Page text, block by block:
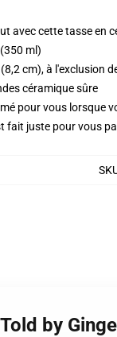
avec cette tasse en
ml)
cm), à l'exclusion
céramique sûre
pour vous lorsque
fait juste pour vous
by